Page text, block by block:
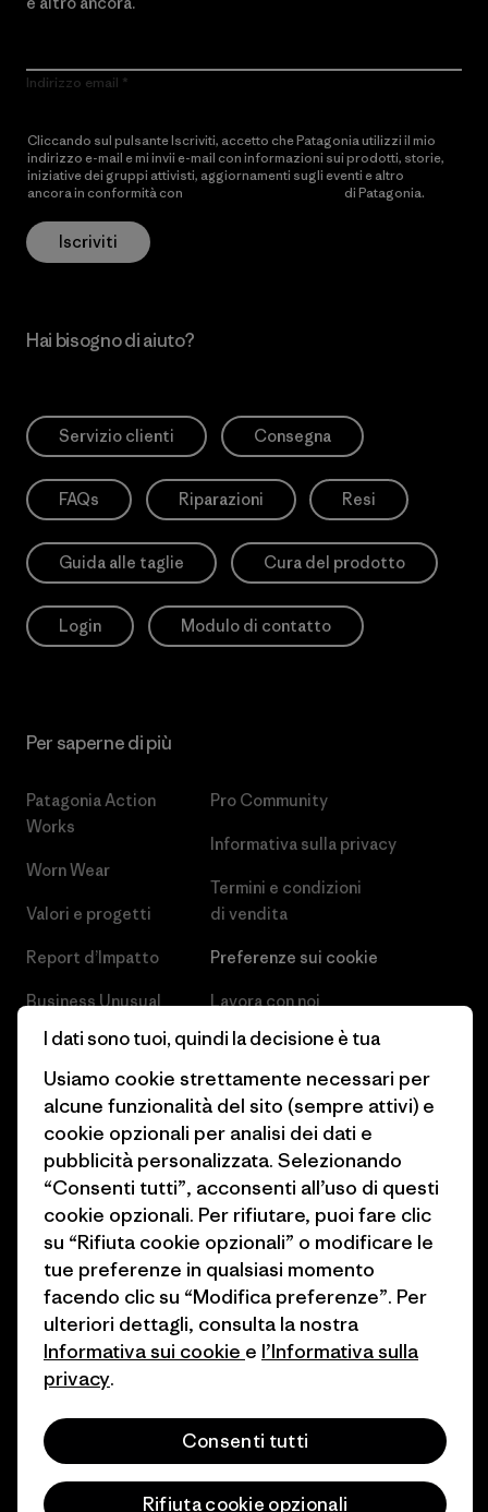
Indirizzo email
Cliccando sul pulsante Iscriviti, accetto che Patagonia utilizzi il mio
indirizzo e-mail e mi invii e-mail con informazioni sui prodotti, storie,
iniziative dei gruppi attivisti, aggiornamenti sugli eventi e altro
ancora in conformità con
di Patagonia.
Iscriviti
Hai bisogno di aiuto?
Servizio clienti Consegna
FAQs Riparazioni Resi
Guida alle taglie Cura del prodotto
Login Modulo di contatto
Per saperne di più
Patagonia Action
Works
Worn Wear
Valori e progetti
Report d’Impatto
Business Unusual
Obiettivi climatici
1% For The Planet
Come finanziamo
Buoni regalo
Trova un negozio
Pro Community
Informativa sulla privacy
Termini e condizioni
di vendita
Preferenze sui cookie
Lavora con noi
Stampa e media
Industry program
Programma di affiliazione
Patagonia Svizzera Mappa del
sito
© 2026 Patagonia, Inc. All Rights Reserved.
italiano
I dati sono tuoi, quindi la decisione è tua
Usiamo cookie strettamente necessari per
alcune funzionalità del sito (sempre attivi) e
cookie opzionali per analisi dei dati e
pubblicità personalizzata. Selezionando
“Consenti tutti”, acconsenti all’uso di questi
cookie opzionali. Per rifiutare, puoi fare clic
su “Rifiuta cookie opzionali” o modificare le
tue preferenze in qualsiasi momento
facendo clic su “Modifica preferenze”. Per
ulteriori dettagli, consulta la nostra
Informativa sui cookie e l’Informativa sulla
privacy.
Consenti tutti
Rifiuta cookie opzionali